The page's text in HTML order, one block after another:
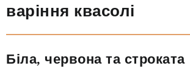
варіння квасолі
Біла, червона та строката